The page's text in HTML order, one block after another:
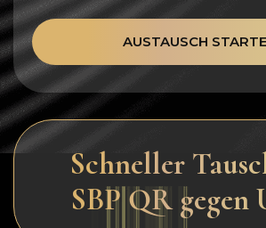
AUSTAUSCH
Schneller
SBP QR gegen